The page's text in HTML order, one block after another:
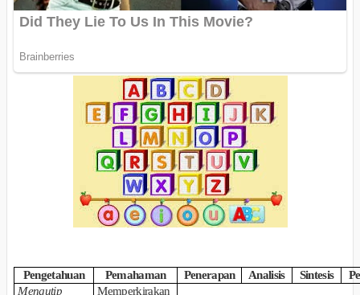
Pengetahuan Pemahaman Penerapan Analisis Sintesis
Mengutip
Memperkirakan